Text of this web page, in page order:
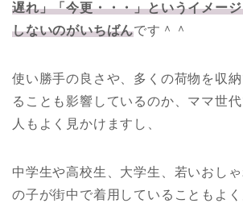
遅れ」「今更・・・」というイメー
しないのがいちばんです＾＾
使い勝手の良さや、多くの荷物を収
ることも影響しているのか、ママ世
人もよく見かけますし、
中学生や高校生、大学生、若いおし
の子が街中で着用していることもよく